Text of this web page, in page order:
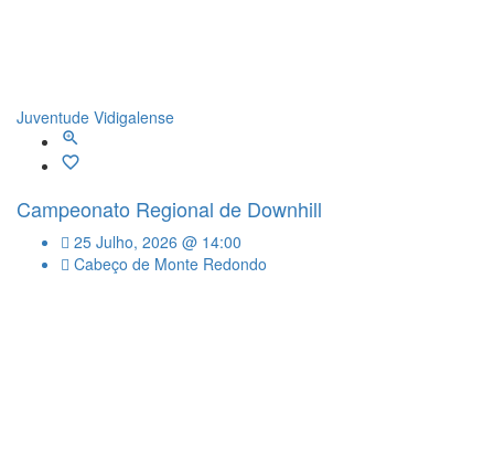
Juventude Vidigalense
Campeonato Regional de Downhill
25 Julho, 2026 @ 14:00
Cabeço de Monte Redondo